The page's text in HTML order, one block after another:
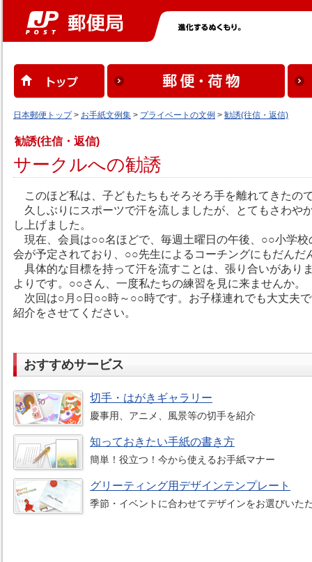
日本郵便トップ> お手紙文例集 > プライベートの文例 > 勧誘(往信・返信)
勧誘(往信・返信)
サークルへの勧誘
このほど私は、子どもたちもそろそろ手を離れてきた
久しぶりにスポーツで汗を流しましたが、とてもさわや
し上げました。
現在、会員は○○名ほどで、毎週土曜日の午後、○○小学
会が予定されており、○○先生によるコーチングにもだんだ
具体的な目標を持って汗を流すことは、張り合いがあり
よりです。○○さん、一度私たちの練習を見に来ませんか。
次回は○月○日○○時～○○時です。お子様連れでも大丈夫
紹介をさせてください。
おすすめサービス
切手・はがきギャラリー
慶事用、アニメ、風景等の切手を紹介
知っておきたい手紙の書き方
簡単！役立つ！今から使えるお手紙マナー
グリーティング用デザインテンプレート
季節・イベントに合わせてデザインをお選びいた